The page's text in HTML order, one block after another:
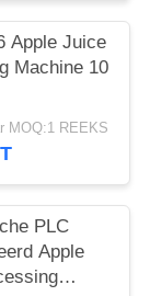
Apple Juice
Machine 10
MOQ:1 REEKS
PLC
Apple